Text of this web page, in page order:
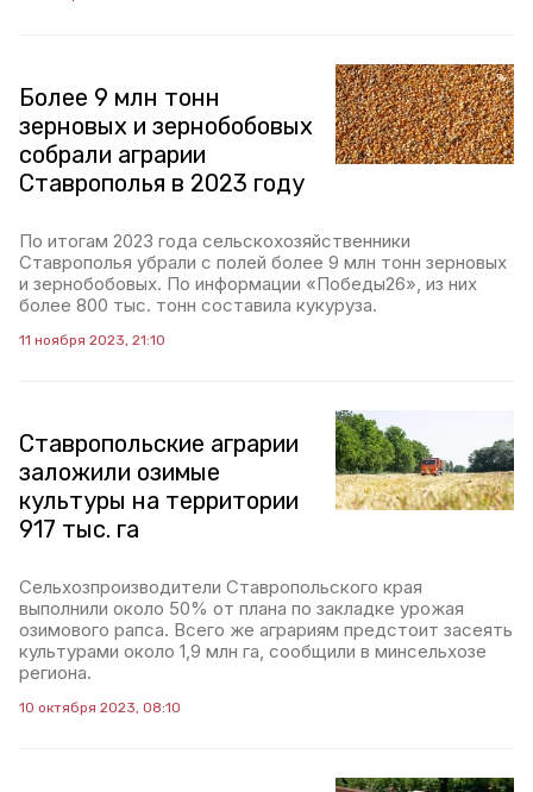
Более 9 млн тонн
зерновых и зернобобовых
собрали аграрии
Ставрополья в 2023 году
По итогам 2023 года сельскохозяйственники
Ставрополья убрали с полей более 9 млн тонн зерновых
и зернобобовых. По информации «Победы26», из них
более 800 тыс. тонн составила кукуруза.
11 ноября 2023, 21:10
Ставропольские аграрии
заложили озимые
культуры на территории
917 тыс. га
Сельхозпроизводители Ставропольского края
выполнили около 50% от плана по закладке урожая
озимового рапса. Всего же аграриям предстоит засеять
культурами около 1,9 млн га, сообщили в минсельхозе
региона.
10 октября 2023, 08:10